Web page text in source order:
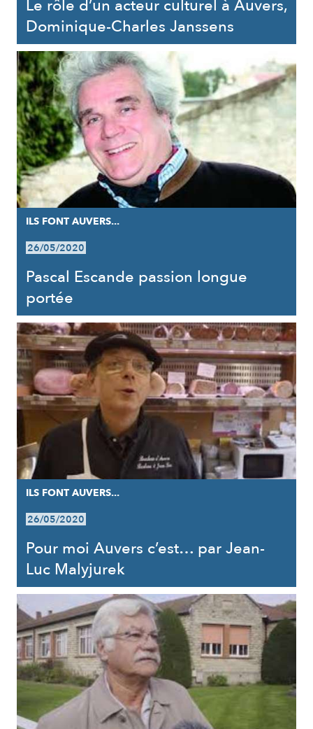
Le rôle d’un acteur culturel à Auvers,
Dominique-Charles Janssens
ILS FONT AUVERS...
26/05/2020
Pascal Escande passion longue
portée
ILS FONT AUVERS...
26/05/2020
Pour moi Auvers c’est… par Jean-
Luc Malyjurek